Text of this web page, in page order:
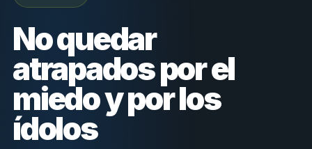
No quedar
atrapados por el
miedo y por los
ídolos